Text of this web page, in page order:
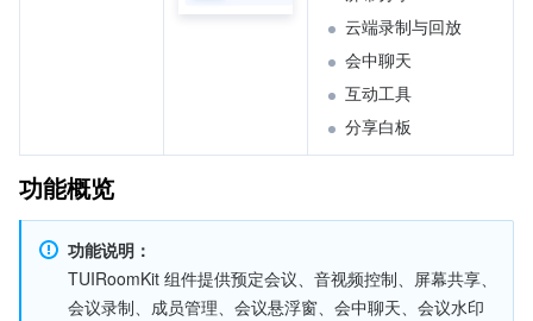
云端录制与回放
会中聊天
互动工具
分享白板
功能概览
功能说明：
TUIRoomKit 组件提供预定会议、音视频控制、屏幕共享、
会议录制、成员管理、会议悬浮窗、会中聊天、会议水印